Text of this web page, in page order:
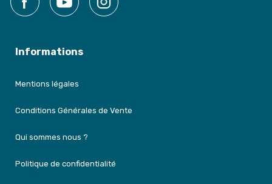
Informations
Mentions légales
Conditions Générales de Vente
Qui sommes nous ?
Politique de confidentialité